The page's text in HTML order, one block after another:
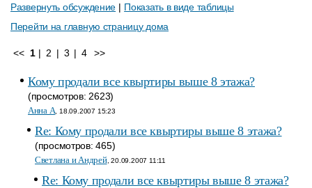
Развернуть обсуждение | Показать в виде таблицы
Перейти на главную страницу дома
<< 1 | 2 | 3 | 4 >>
Кому продали все квыртиры выше 8 этажа?
(просмотров: 2623)
Анна A , 18.09.2007 15:23
Re: Кому продали все квыртиры выше 8 этажа?
(просмотров: 465)
Светлана и Андрей, 20.09.2007 11:11
Re: Кому продали все квыртиры выше 8 этажа?